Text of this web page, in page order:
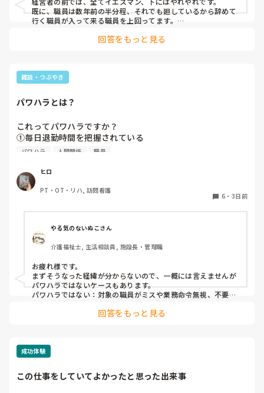
国はまず管理者を育てる事を始めましょうよ。
既に、職員は数年前の半分程、それでも廻しているから辞めて
行く職員が入って来る職員を上回ってます。
回答をもっと見る
雑談・つぶやき
パワハラとは？
これってパワハラですか？
①毎日退勤時間を把握されている
②時分の行動を把握され優先順位を勝手に決めつけられる。
と叱責される。
パワハラ 人間関係 職員
ヒロ
PT・OT・リハ, 訪問看護
6 ・ 3日前
やる気のないぬこさん
介護福祉士, 生活相談員, 施設長・管理職
お疲れ様です。
まずそうなった経緯が分からないので、一概には言えませんが
パワハラではないケースもあります。
パワハラではない：対象の職員がミスや業務命令無視、不要な
ラとは言えますが、片方の言い分だけではなかなか…
回答をもっと見る
成功体験
この仕事をしていてよかったと思った出来事